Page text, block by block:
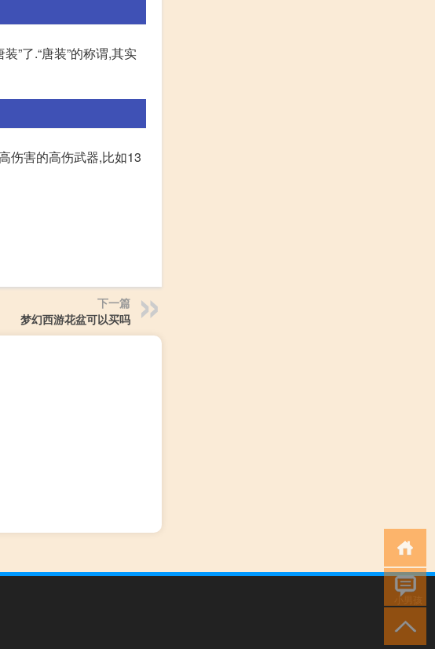
”了.“唐装”的称谓,其实
伤害的高伤武器,比如13
下一篇
梦幻西游花盆可以买吗
小男孩